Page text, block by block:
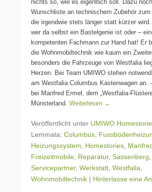
nichts so, wie es eigentlich soll. Dazu
Wunschliste an technischem Zubehör zum
die irgendwie stets länger statt kürzer wird.
wer da selbst ein Bastelgenie ist oder –
kompetenten Fachmann zur Hand hat! Er
die Wohnmobiltechnik wie kaum ein
besonders die Fahrzeuge von Westfalia
Herzen. Bei Team UMIWO stehen
am Westfalia Columbus Kastenwagen an.
bei Manfred Ermel, dem „Westfalia-
Münsterland. Weiterlesen →
Veröffentlicht unter UMIWO
Lemmata: Columbus
Heizungssystem
Homestories
Freizeitmobile Reparatur, Sassenberg
Servicepartner, Werkstatt Westfalia
Wohnmobiltechnik | Hinterlasse eine